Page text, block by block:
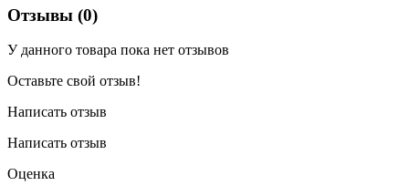
Отзывы (0)
У данного товара пока нет отзывов
Оставьте свой отзыв!
Написать отзыв
Написать отзыв
Оценка